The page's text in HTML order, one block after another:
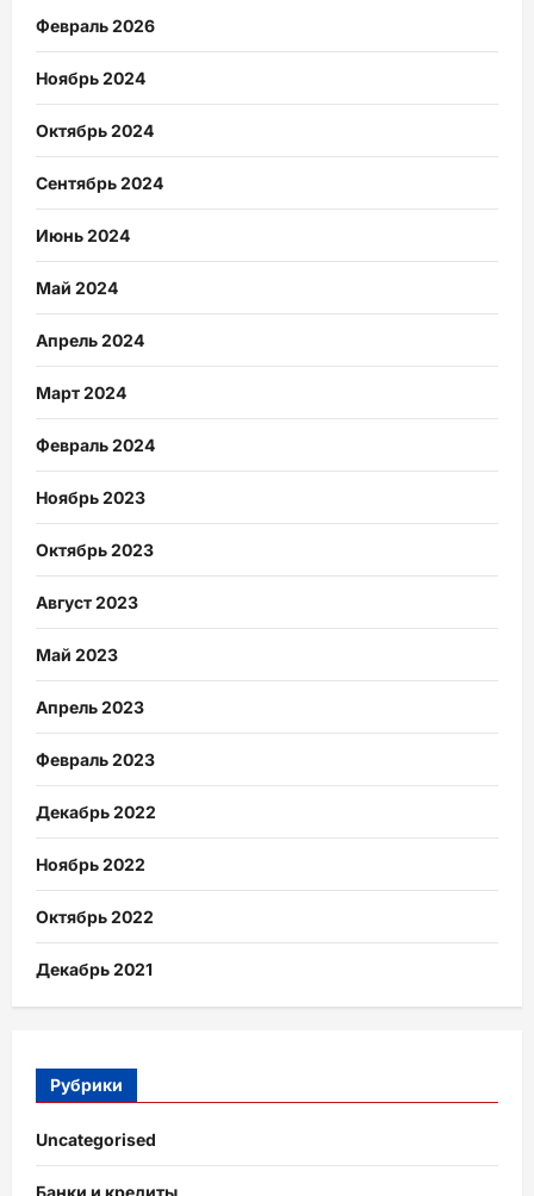
Февраль 2026
Ноябрь 2024
Октябрь 2024
Сентябрь 2024
Июнь 2024
Май 2024
Апрель 2024
Март 2024
Февраль 2024
Ноябрь 2023
Октябрь 2023
Август 2023
Май 2023
Апрель 2023
Февраль 2023
Декабрь 2022
Ноябрь 2022
Октябрь 2022
Декабрь 2021
Рубрики
Uncategorised
Банки и кредиты